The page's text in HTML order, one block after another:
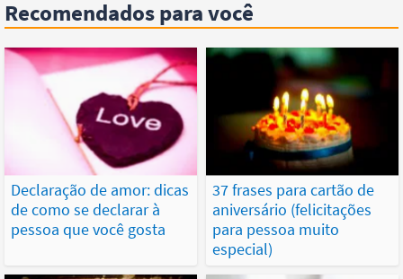
Recomendados para você
Declaração de amor: dicas
de como se declarar à
pessoa que você gosta
37 frases para cartão de
aniversário (felicitações
para pessoa muito
especial)